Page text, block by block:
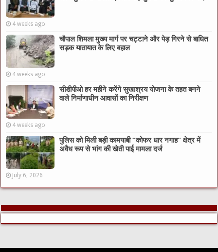
4 weeks ago
चौपाल शिमला मुख्य मार्ग पर चट्टाने और पेड़ गिरने से बाधित
सड़क यातायात के लिए बहाल
4 weeks ago
सीडीपीओ हर महीने करेंगे सुखाश्रय योजना के तहत बनने
वाले निर्माणाधीन आवासों का निरीक्षण
4 weeks ago
पुलिस को मिली बड़ी कामयाबी “कोफर धार नगाह” क्षेत्र में
अवैध रूप से भांग की खेती पाई मामला दर्ज
July 6, 2026